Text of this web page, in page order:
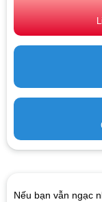
Nếu bạn vẫn ngạc